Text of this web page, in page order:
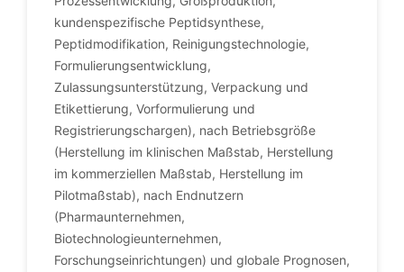
kundenspezifische Peptidsynthese,
Peptidmodifikation, Reinigungstechnologie,
Formulierungsentwicklung,
Zulassungsunterstützung, Verpackung und
Etikettierung, Vorformulierung und
Registrierungschargen), nach Betriebsgröße
(Herstellung im klinischen Maßstab, Herstellung
im kommerziellen Maßstab, Herstellung im
Pilotmaßstab), nach Endnutzern
(Pharmaunternehmen,
Biotechnologieunternehmen,
Forschungseinrichtungen) und globale Prognosen,